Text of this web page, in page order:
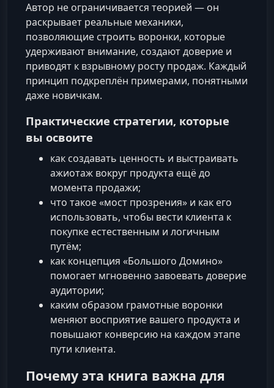
Автор не ограничивается теорией — он
раскрывает реальные механики,
позволяющие строить воронки, которые
удерживают внимание, создают доверие и
приводят к взрывному росту продаж. Каждый
принцип подкреплён примерами, понятными
даже новичкам.
Практические стратегии, которые
вы освоите
как создавать ценность и выстраивать
ажиотаж вокруг продукта ещё до
момента продажи;
что такое «мост прозрения» и как его
использовать, чтобы вести клиента к
покупке естественным и логичным
путём;
как концепция «Большого Домино»
помогает мгновенно завоевать доверие
аудитории;
каким образом грамотные воронки
меняют восприятие вашего продукта и
повышают конверсию на каждом этапе
пути клиента.
Почему эта книга важна для